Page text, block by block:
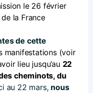
le 26 février
la France
de cette
manifestations (voir
lieu jusqu’au 22
cheminots, du
au 22 mars, nous